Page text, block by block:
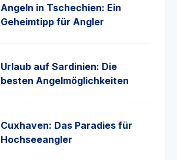
Angeln in Tschechien: Ein
Geheimtipp für Angler
Urlaub auf Sardinien: Die
besten Angelmöglichkeiten
Cuxhaven: Das Paradies für
Hochseeangler